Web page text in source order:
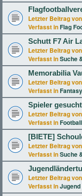
Letzter Beitrag von
Verfasst in Flag
Schutt F7 Air
Letzter Beitrag von
Verfasst inSuche
Memorabilia
Letzter Beitrag von
Verfasst in
Spieler
Letzter Beitrag von
Verfasst in
[BIETE]
Letzter Beitrag von
Verfasst inSuche
Letzter Beitrag von
Verfasst in